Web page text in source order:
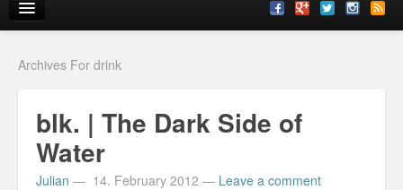
Home
Archive
Sitemap
Archives For drink
blk. | The Dark Side of
Water
Julian — 14. February 2012 — Leave a comment